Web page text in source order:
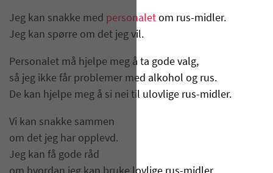
Jeg kan snakke med personalet om rus-midler.
Jeg kan spørre om det jeg vil.
Personalet må hjelpe meg å ta gode valg,
så jeg ikke får problemer med alkohol og rus.
De kan hjelpe meg å si nei til ulovlige rus-midler.
Vi kan snakke sammen
om det jeg har opplevd.
Jeg kan få gode råd